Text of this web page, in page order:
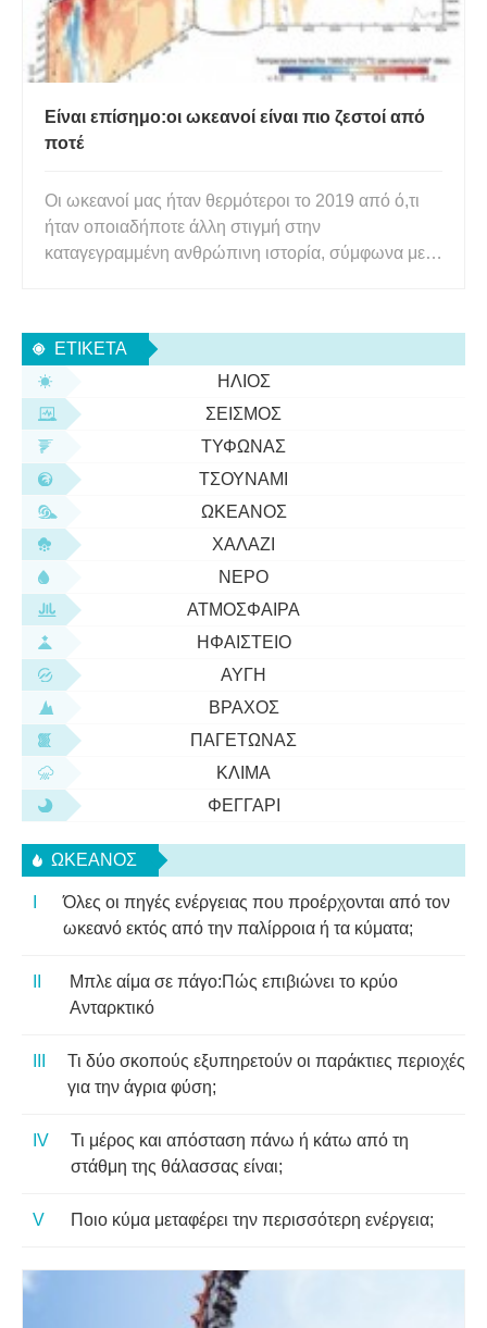
Είναι επίσημο:οι ωκεανοί είναι πιο ζεστοί από
ποτέ
Οι ωκεανοί μας ήταν θερμότεροι το 2019 από ό,τι
ήταν οποιαδήποτε άλλη στιγμή στην
καταγεγραμμένη ανθρώπινη ιστορία, σύμφωνα με
διαπίστωσε ότι τα τελευταία πέντε χρόνια ήταν
συνολικά τα θερμότερα που έχουν κατα
ΕΤΙΚΈΤΑ
ΉΛΙΟΣ
ΣΕΙΣΜΌΣ
ΤΥΦΏΝΑΣ
ΤΣΟΥΝΆΜΙ
ΩΚΕΑΝΌΣ
ΧΑΛΆΖΙ
ΝΕΡΌ
ΑΤΜΌΣΦΑΙΡΑ
ΗΦΑΊΣΤΕΙΟ
ΑΥΓΉ
ΒΡΆΧΟΣ
ΠΑΓΕΤΏΝΑΣ
ΚΛΊΜΑ
ΦΕΓΓΆΡΙ
ΩΚΕΑΝΌΣ
Όλες οι πηγές ενέργειας που προέρχονται από τον
ωκεανό εκτός από την παλίρροια ή τα κύματα;
Μπλε αίμα σε πάγο:Πώς επιβιώνει το κρύο
Ανταρκτικό
Τι δύο σκοπούς εξυπηρετούν οι παράκτιες περιοχές
για την άγρια ​​φύση;
Τι μέρος και απόσταση πάνω ή κάτω από τη
στάθμη της θάλασσας είναι;
Ποιο κύμα μεταφέρει την περισσότερη ενέργεια;